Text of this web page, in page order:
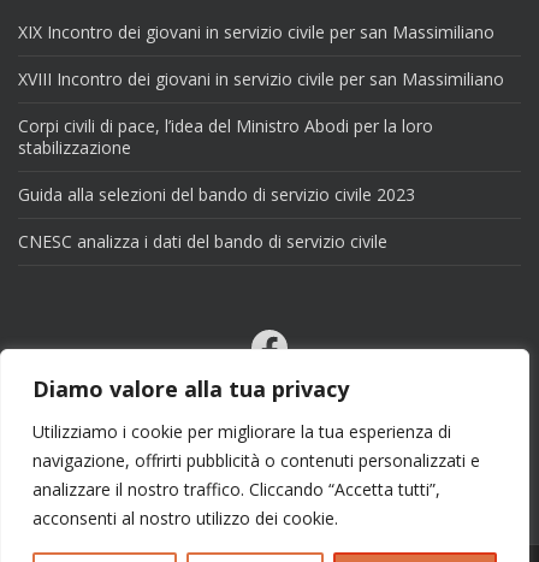
Diamo valore alla tua privacy
Utilizziamo i cookie per migliorare la tua esperienza di
navigazione, offrirti pubblicità o contenuti personalizzati e
analizzare il nostro traffico. Cliccando “Accetta tutti”,
acconsenti al nostro utilizzo dei cookie.
XIX Incontro dei giovani in servizio civile per san Massimiliano
XVIII Incontro dei giovani in servizio civile per san Massimiliano
Corpi civili di pace, l’idea del Ministro Abodi per la loro
stabilizzazione
Guida alla selezioni del bando di servizio civile 2023
CNESC analizza i dati del bando di servizio civile
Facebook
Email
X